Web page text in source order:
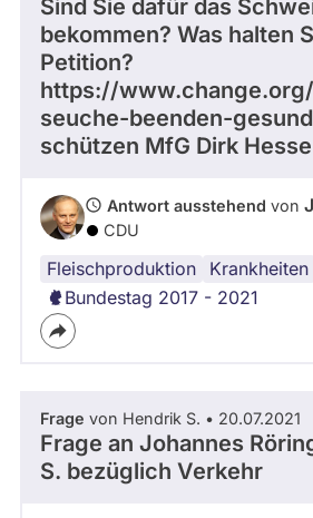
können
über
abgeordnetenwatch
befragt
werden.
Sind Sie dafür das
bekommen? Was halten
Petition?
https://
seuche-beenden-
schützen MfG Dirk Hesse
Antwort ausstehend von
CDU
Fleischproduktion
Krankheiten
Bundestag 2017 - 2021
Frage von Hendrik S. • 20.07.2021
Frage an Johannes
S. bezüglich Verkehr